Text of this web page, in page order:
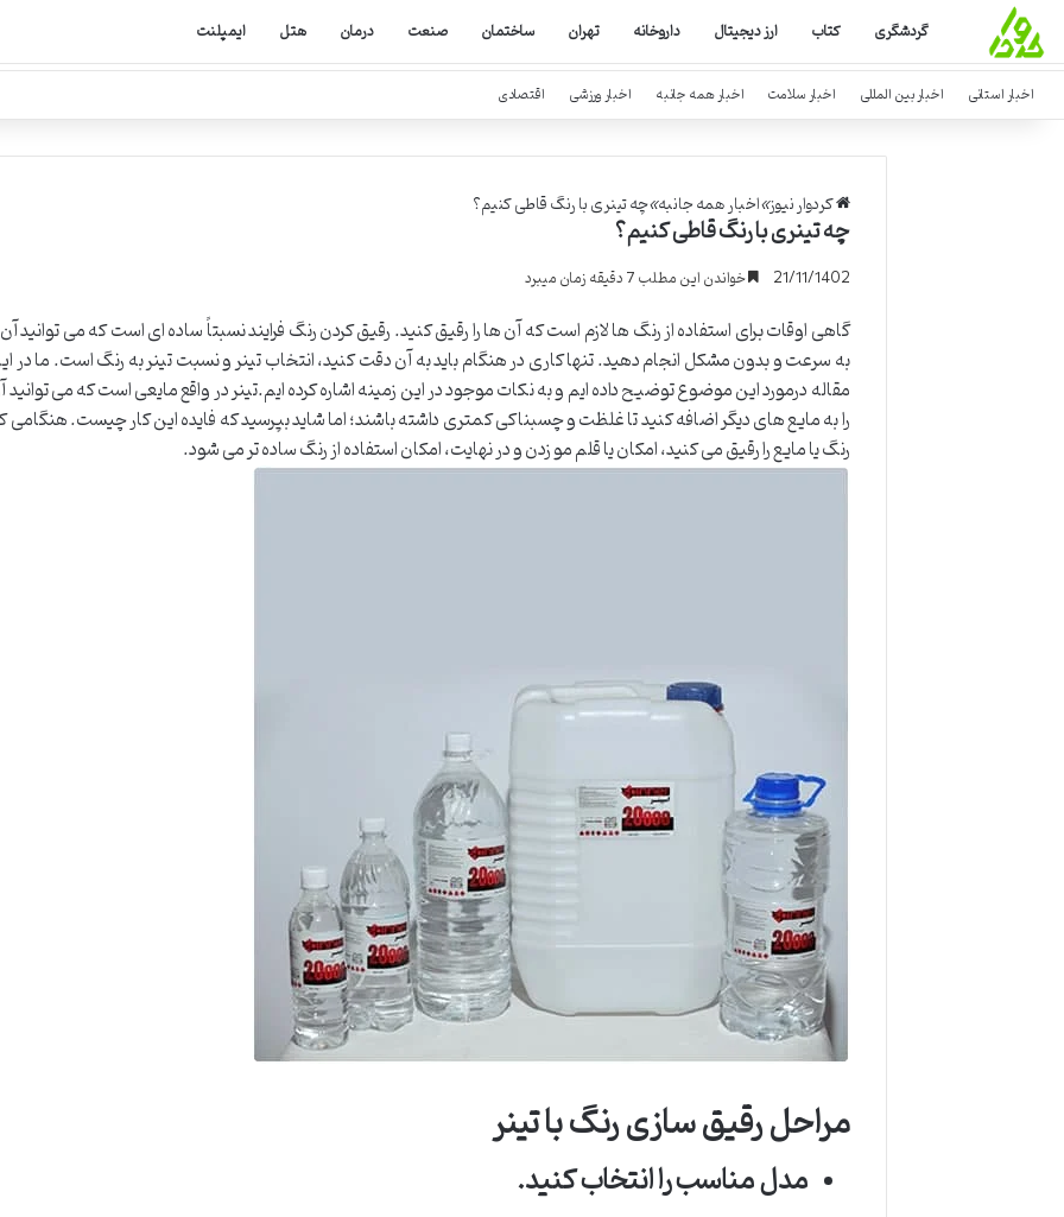
گردشگری کتاب ارز دیجیتال داروخانه تهران ساختمان صنعت درمان هتل ایمپلنت
اخبار استانی اخبار بین المللی اخبار سلامت اخبار همه جانبه اخبار ورزشی اقتصادی
کردوار نیوز»اخبار همه جانبه»چه تینری با رنگ قاطی کنیم؟
چه تینری با رنگ قاطی کنیم؟
21/11/1402 خواندن این مطلب 7 دقیقه زمان میبرد
گاهی اوقات برای استفاده از رنگ ها لازم است که آن ها را رقیق کنید. رقیق کردن رنگ فرایند نسبتاً ساده ای است که می توانید آن
به سرعت و بدون مشکل انجام دهید. تنها کاری در هنگام باید به آن دقت کنید، انتخاب تینر و نسبت تینر به رنگ است. ما در
مقاله درمورد این موضوع توضیح داده ایم و به نکات موجود در این زمینه اشاره کرده ایم.تینر در واقع مایعی است که می توانید
را به مایع های دیگر اضافه کنید تا غلظت و چسبناکی کمتری داشته باشند؛ اما شاید بپرسید که فایده این کار چیست. هنگامی
رنگ یا مایع را رقیق می کنید، امکان یا قلم مو زدن و در نهایت، امکان استفاده از رنگ ساده تر می شود.
مراحل رقیق سازی رنگ با تینر
مدل مناسب را انتخاب کنید.